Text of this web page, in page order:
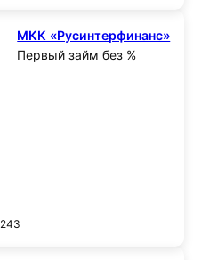
МКК «Русинтерфинанс»
Первый займ без %